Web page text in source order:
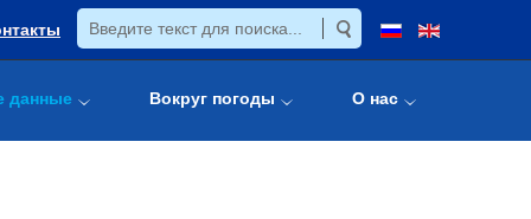
данные Вокруг погоды О нас